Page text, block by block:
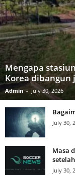
Mengapa
Korea dibangun
Admin - July 30, 2026
July 30,
Masa
July 30,